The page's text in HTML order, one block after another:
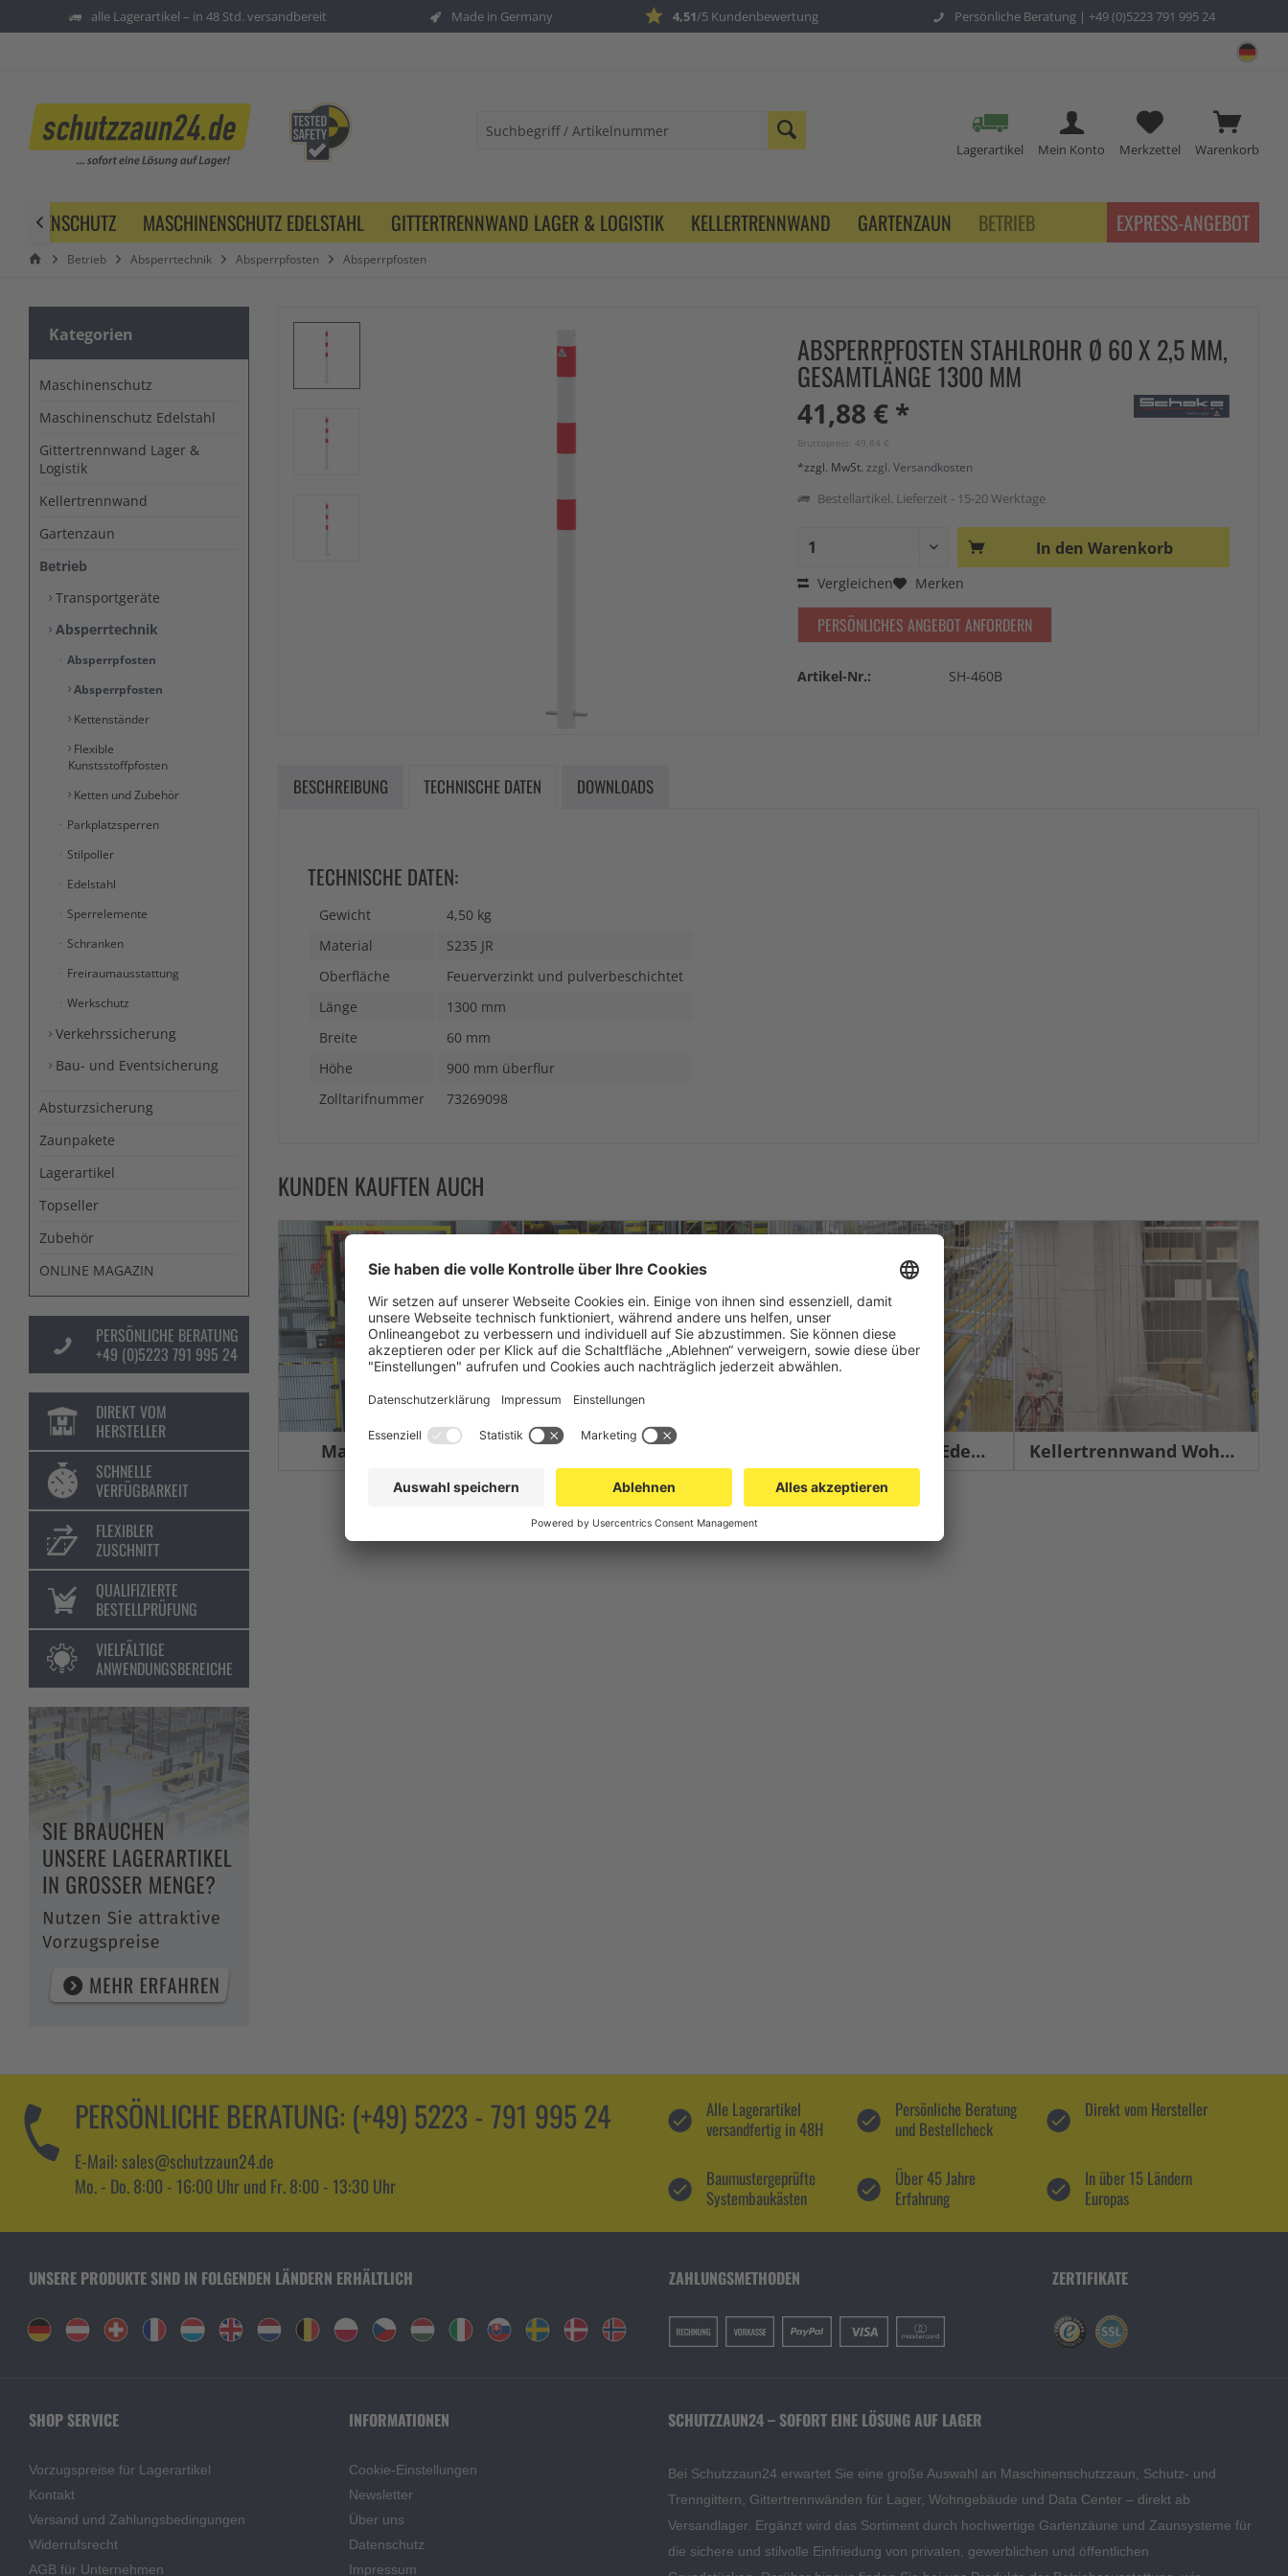
alle Lagerartikel – in 48 Std. versandbereit Made in Germany 4,51/5 Kundenbewertung Persönliche Beratung | +49 (0)5223 791 995 24
Warenkorb
Merkzettel
Mein Konto
Lagerartikel
MASCHINENSCHUTZ EDELSTAHL GITTERTRENNWAND LAGER & LOGISTIK KELLERTRENNWAND GARTENZAUN BETRIEB
 EXPRESS-ANGEBOT
Betrieb Absperrtechnik Absperrpfosten Absperrpfosten
Kategorien
Maschinenschutz
Maschinenschutz Edelstahl
Gittertrennwand Lager &
Logistik
Kellertrennwand
Gartenzaun
Betrieb
Transportgeräte
Absperrtechnik
Absperrpfosten
Absperrpfosten
Kettenständer
Flexible
Kunstsstoffpfosten
Ketten und Zubehör
Parkplatzsperren
Stilpoller
Edelstahl
Sperrelemente
Schranken
Freiraumausstattung
Werkschutz
Verkehrssicherung
Bau- und Eventsicherung
Absturzsicherung
Zaunpakete
Lagerartikel
Topseller
Zubehör
ONLINE MAGAZIN
PERSÖNLICHE BERATUNG
+49 (0)5223 791 995 24
DIREKT VOM
HERSTELLER
SCHNELLE
VERFÜGBARKEIT
FLEXIBLER
ZUSCHNITT
QUALIFIZIERTE
BESTELLPRÜFUNG
VIELFÄLTIGE
ANWENDUNGSBEREICHE
ABSPERRPFOSTEN STAHLROHR Ø 60 X 2,5 MM,
GESAMTLÄNGE 1300 MM
41,88 € *
Bruttopreis: 49,84 €
*zzgl. MwSt. zzgl. Versandkosten
Bestellartikel. Lieferzeit - 15-20 Werktage
In den Warenkorb
Vergleichen Merken
PERSÖNLICHES ANGEBOT ANFORDERN
Artikel-Nr.: SH-460B
BESCHREIBUNG TECHNISCHE DATEN DOWNLOADS
TECHNISCHE DATEN:
Gewicht
4,50 kg
Material
S235 JR
Oberfläche
Feuerverzinkt und pulverbeschichtet
Länge
1300 mm
Breite
60 mm
Höhe
900 mm überflur
Zolltarifnummer
73269098
KUNDEN KAUFTEN AUCH
Maschinenschutz Gittertrennwand Lager & Logistik Maschinenschutz Edelstahl Kellertrennwand Wohnbau
PERSÖNLICHE BERATUNG: (+49) 5223 - 791 995 24
E-Mail: sales@schutzzaun24.de
Mo. - Do. 8:00 - 16:00 Uhr und Fr. 8:00 - 13:30 Uhr
Alle Lagerartikel
versandfertig in 48H
Persönliche Beratung
und Bestellcheck
Direkt vom Hersteller
Baumustergeprüfte
Systembaukästen
Über 45 Jahre
Erfahrung
In über 15 Ländern
Europas
UNSERE PRODUKTE SIND IN FOLGENDEN LÄNDERN ERHÄLTLICH ZAHLUNGSMETHODEN ZERTIFIKATE
SHOP SERVICE
Vorzugspreise für Lagerartikel
Kontakt
Versand und Zahlungsbedingungen
Widerrufsrecht
AGB für Unternehmen
INFORMATIONEN
Cookie-Einstellungen
Newsletter
Über uns
Datenschutz
Impressum
SCHUTZZAUN24 – SOFORT EINE LÖSUNG AUF LAGER
Bei Schutzzaun24 erwartet Sie eine große Auswahl an Maschinenschutzzaun, Schutz- und
Trenngittern, Gittertrennwänden für Lager, Wohngebäude und Data Center – direkt ab
Versandlager. Ergänzt wird das Sortiment durch hochwertige Gartenzäune und Zaunsysteme für
die sichere und stilvolle Einfriedung von privaten, gewerblichen und öffentlichen